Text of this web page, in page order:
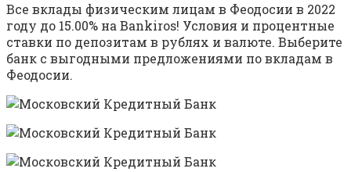
Все вклады физическим лицам в Феодосии в 2022
году до 15.00% на Bankiros! Условия и процентные
ставки по депозитам в рублях и валюте. Выберите
банк с выгодными предложениями по вкладам в
Феодосии.